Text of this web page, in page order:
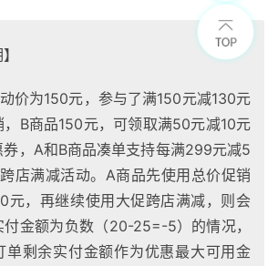
价为150元，参与了满150元减130元
，B商品150元，可领取满50元减10元
券，A和B商品凑单支持每满299元减5
店满减活动。A商品先使用总价促销
元，再继续使用大促跨店满减，则会
付金额为负数（20-25=-5）的情况，
单剩余实付金额作为优惠最大可用金